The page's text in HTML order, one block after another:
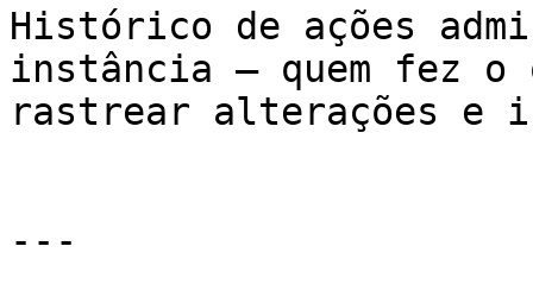
Histórico de ações
instância — quem fez
rastrear alterações e
---